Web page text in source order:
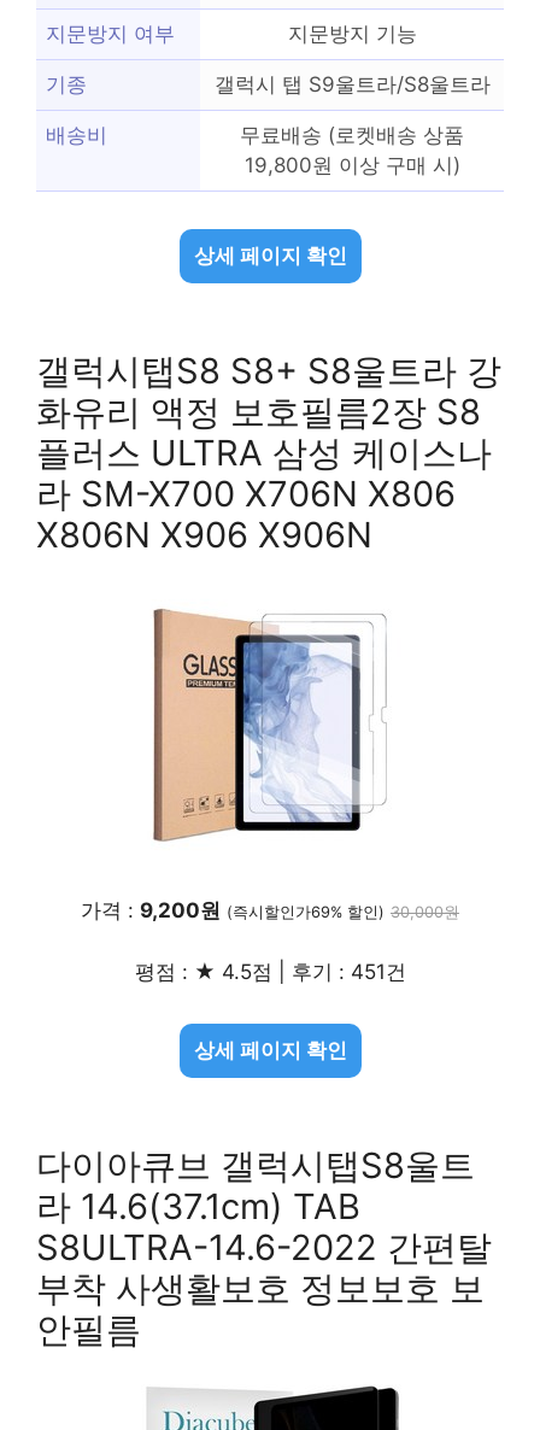
지문방지 여부 지문방지 기능
기종 갤럭시 탭 S9울트라/S8울트라
배송비
무료배송 (로켓배송 상품
19,800원 이상 구매 시)
상세 페이지 확인
갤럭시탭S8 S8+ S8울트라 강
화유리 액정 보호필름2장 S8
플러스 ULTRA 삼성 케이스나
라 SM-X700 X706N X806
X806N X906 X906N
가격 : 9,200원 (즉시할인가69% 할인) 30,000원
평점 : ★ 4.5점 | 후기 : 451건
상세 페이지 확인
다이아큐브 갤럭시탭S8울트
라 14.6(37.1cm) TAB
S8ULTRA-14.6-2022 간편탈
부착 사생활보호 정보보호 보
안필름